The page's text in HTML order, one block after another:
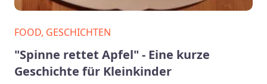
FOOD, GESCHICHTEN
"Spinne rettet Apfel" - Eine kurze
Geschichte für Kleinkinder